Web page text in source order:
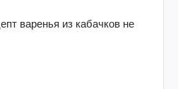
варенья из кабачков не